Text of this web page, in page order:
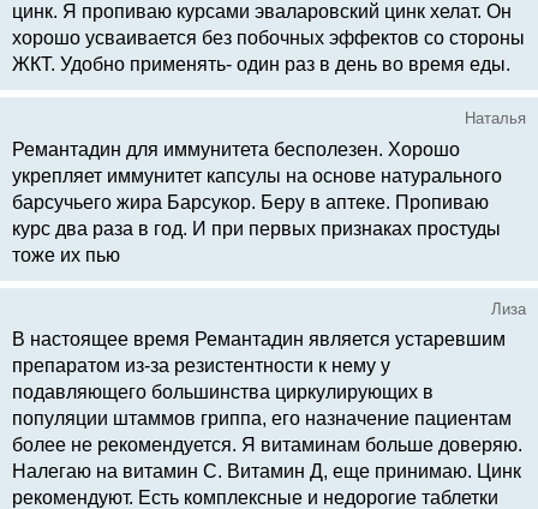
цинк. Я пропиваю курсами эваларовский цинк хелат. Он
хорошо усваивается без побочных эффектов со стороны
ЖКТ. Удобно применять- один раз в день во время еды.
Наталья
Ремантадин для иммунитета бесполезен. Хорошо
укрепляет иммунитет капсулы на основе натурального
барсучьего жира Барсукор. Беру в аптеке. Пропиваю
курс два раза в год. И при первых признаках простуды
тоже их пью
Лиза
В настоящее время Ремантадин является устаревшим
препаратом из-за резистентности к нему у
подавляющего большинства циркулирующих в
популяции штаммов гриппа, его назначение пациентам
более не рекомендуется. Я витаминам больше доверяю.
Налегаю на витамин С. Витамин Д, еще принимаю. Цинк
рекомендуют. Есть комплексные и недорогие таблетки